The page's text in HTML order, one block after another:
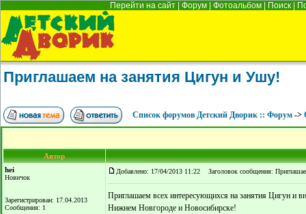
Перейти на сайт Форум Фотоальбом Поиск
Приглашаем на занятия Цигун и Ушу!
Список форумов Детский Дворик :: Форум ->
Автор
hei
Новичок
Зарегистрирован: 17.04.2013
Сообщения: 1
Добавлено: 17/04/2013 11:22 Заголовок сообщения:
Приглашаем всех интересующихся на занятия Цигун и
Нижнем Новгороде и Новосибирске!